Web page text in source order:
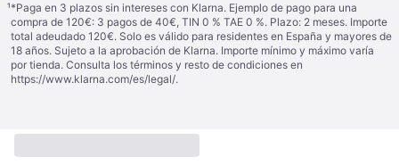
¹*Paga en 3 plazos sin intereses con Klarna. Ejemplo de pago para una
compra de 120€: 3 pagos de 40€, TIN 0 % TAE 0 %. Plazo: 2 meses. Importe
total adeudado 120€. Solo es válido para residentes en España y mayores de
18 años. Sujeto a la aprobación de Klarna. Importe mínimo y máximo varía
por tienda. Consulta los términos y resto de condiciones en
https://www.klarna.com/es/legal/.